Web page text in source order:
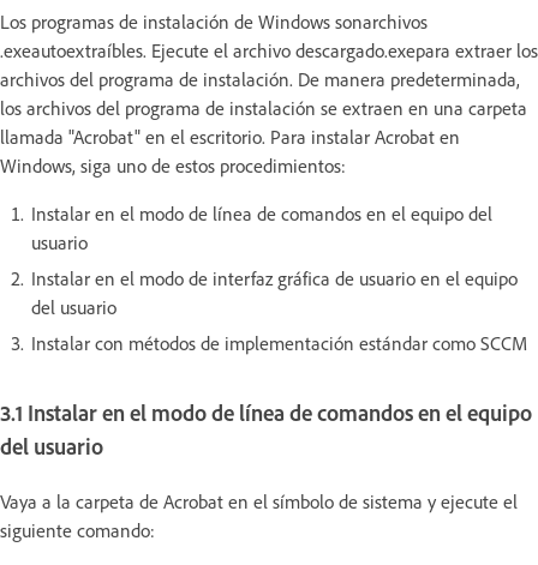
Los programas de instalación de Windows sonarchivos
.exeautoextraíbles. Ejecute el archivo descargado.exepara extraer los
archivos del programa de instalación. De manera predeterminada,
los archivos del programa de instalación se extraen en una carpeta
llamada "Acrobat" en el escritorio. Para instalar Acrobat en
Windows, siga uno de estos procedimientos:
Instalar en el modo de línea de comandos en el equipo del
usuario
Instalar en el modo de interfaz gráfica de usuario en el equipo
del usuario
Instalar con métodos de implementación estándar como SCCM
3.1 Instalar en el modo de línea de comandos en el equipo
del usuario
Vaya a la carpeta de Acrobat en el símbolo de sistema y ejecute el
siguiente comando: